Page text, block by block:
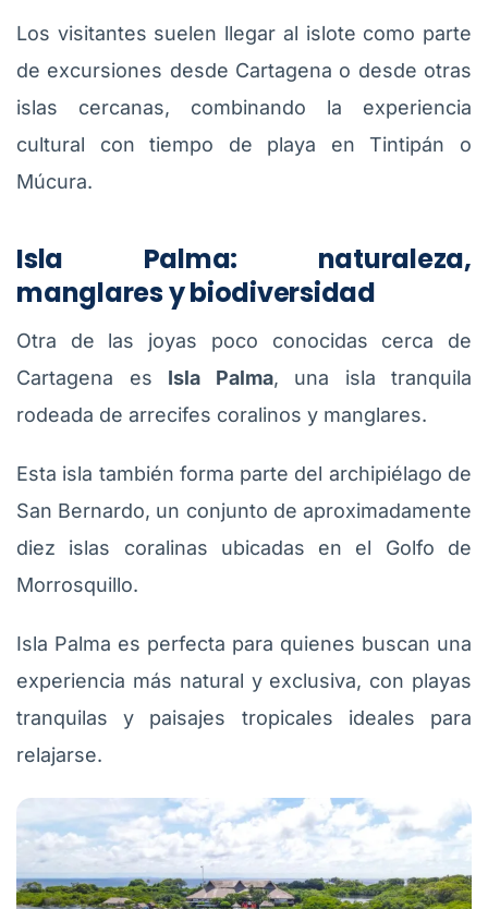
Los visitantes suelen llegar al islote como parte
de excursiones desde Cartagena o desde otras
islas cercanas, combinando la experiencia
cultural con tiempo de playa en Tintipán o
Múcura.
Isla Palma: naturaleza,
manglares y biodiversidad
Otra de las joyas poco conocidas cerca de
Cartagena es Isla Palma, una isla tranquila
rodeada de arrecifes coralinos y manglares.
Esta isla también forma parte del archipiélago de
San Bernardo, un conjunto de aproximadamente
diez islas coralinas ubicadas en el Golfo de
Morrosquillo.
Isla Palma es perfecta para quienes buscan una
experiencia más natural y exclusiva, con playas
tranquilas y paisajes tropicales ideales para
relajarse.